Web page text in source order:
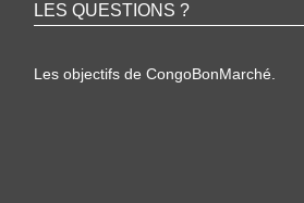
LES QUESTIONS ?
Les objectifs de CongoBonMarché.